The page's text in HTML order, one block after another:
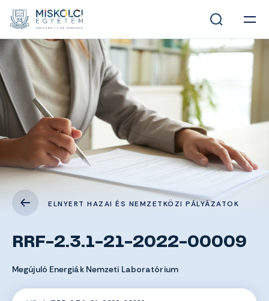
ELNYERT HAZAI ÉS NEMZETKÖZI PÁLYÁZATOK
RRF-2.3.1-21-2022-00009
Megújuló Energiák Nemzeti Laboratórium